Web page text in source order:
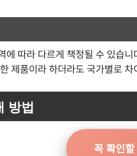
에 따라 다르게 책정될 수 있습
제품이라 하더라도 국가별로 차
방법
꼭 확인